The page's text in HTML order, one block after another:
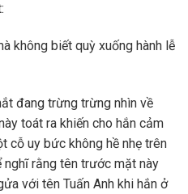
không biết quỳ xuống hành lễ
đang trừng trừng nhìn về
toát ra khiến cho hắn cảm
cỗ uy bức không hề nhẹ trên
nghĩ rằng tên trước mặt này
với tên Tuấn Anh khi hắn ở